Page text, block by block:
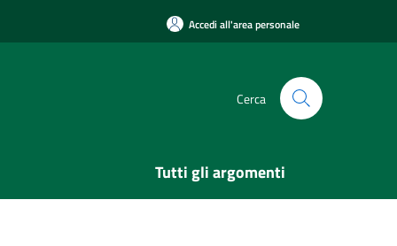
Accedi all'area personale
Cerca
Tutti gli argomenti